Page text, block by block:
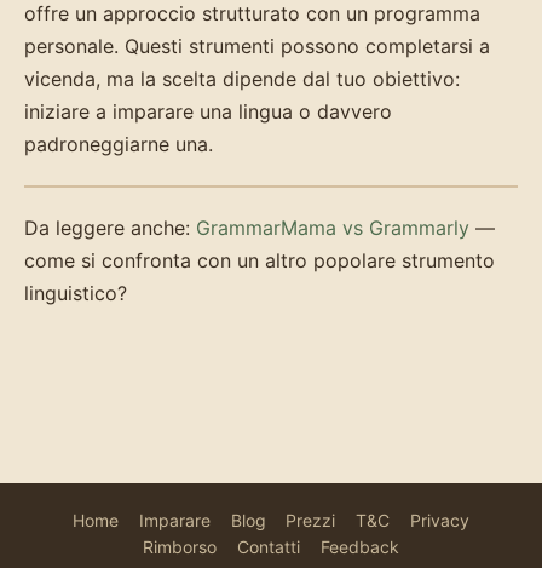
offre un approccio strutturato con un programma
personale. Questi strumenti possono completarsi a
vicenda, ma la scelta dipende dal tuo obiettivo:
iniziare a imparare una lingua o davvero
padroneggiarne una.
Da leggere anche: GrammarMama vs Grammarly —
come si confronta con un altro popolare strumento
linguistico?
Home Imparare Blog Prezzi T&C
Privacy
Rimborso
Contatti Feedback